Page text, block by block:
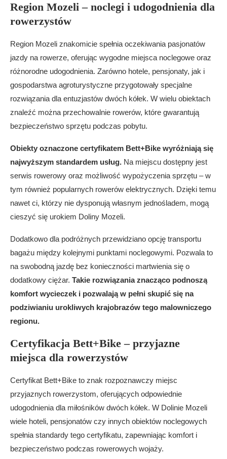
Region Mozeli – noclegi i udogodnienia dla
rowerzystów
Region Mozeli znakomicie spełnia oczekiwania pasjonatów
jazdy na rowerze, oferując wygodne miejsca noclegowe oraz
różnorodne udogodnienia. Zarówno hotele, pensjonaty, jak i
gospodarstwa agroturystyczne przygotowały specjalne
rozwiązania dla entuzjastów dwóch kółek. W wielu obiektach
znaleźć można przechowalnie rowerów, które gwarantują
bezpieczeństwo sprzętu podczas pobytu.
Obiekty oznaczone certyfikatem Bett+Bike wyróżniają się
najwyższym standardem usług. Na miejscu dostępny jest
serwis rowerowy oraz możliwość wypożyczenia sprzętu – w
tym również popularnych rowerów elektrycznych. Dzięki temu
nawet ci, którzy nie dysponują własnym jednośladem, mogą
cieszyć się urokiem Doliny Mozeli.
Dodatkowo dla podróżnych przewidziano opcję transportu
bagażu między kolejnymi punktami noclegowymi. Pozwala to
na swobodną jazdę bez konieczności martwienia się o
dodatkowy ciężar. Takie rozwiązania znacząco podnoszą
komfort wycieczek i pozwalają w pełni skupić się na
podziwianiu urokliwych krajobrazów tego malowniczego
regionu.
Certyfikacja Bett+Bike – przyjazne
miejsca dla rowerzystów
Certyfikat Bett+Bike to znak rozpoznawczy miejsc
przyjaznych rowerzystom, oferujących odpowiednie
udogodnienia dla miłośników dwóch kółek. W Dolinie Mozeli
wiele hoteli, pensjonatów czy innych obiektów noclegowych
spełnia standardy tego certyfikatu, zapewniając komfort i
bezpieczeństwo podczas rowerowych wojaży.